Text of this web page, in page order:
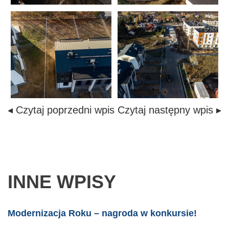
◂ Czytaj poprzedni wpis Czytaj następny wpis ▸
INNE WPISY
Modernizacja Roku – nagroda w konkursie!